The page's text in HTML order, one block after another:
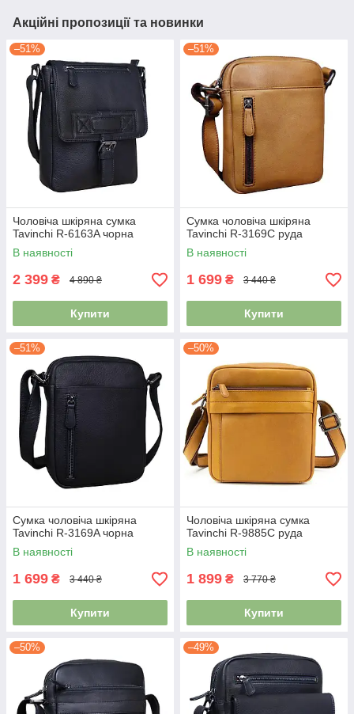
Акційні пропозиції та новинки
–51%
Чоловіча шкіряна сумка
Tavinchi R-6163A чорна
В наявності
2 399 ₴ 4 890 ₴
Купити
–51%
Сумка чоловіча шкіряна
Tavinchi R-3169C руда
В наявності
1 699 ₴ 3 440 ₴
Купити
–51%
Сумка чоловіча шкіряна
Tavinchi R-3169A чорна
В наявності
1 699 ₴ 3 440 ₴
Купити
–50%
Чоловіча шкіряна сумка
Tavinchi R-9885C руда
В наявності
1 899 ₴ 3 770 ₴
Купити
–50% –49%